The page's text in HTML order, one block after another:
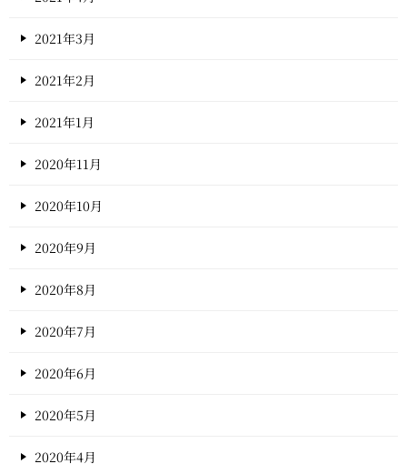
2021年3月
2021年2月
2021年1月
2020年11月
2020年10月
2020年9月
2020年8月
2020年7月
2020年6月
2020年5月
2020年4月